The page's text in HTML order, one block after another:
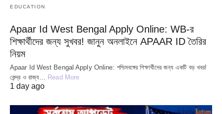
EDUCATION
Apaar Id West Bengal Apply Online: WB-র
শিক্ষার্থীদের জন্য সুখবর! জানুন অনলাইনে APAAR ID তৈরির
নিয়ম
Apaar Id West Bengal Apply Online: পশ্চিমবঙ্গের শিক্ষার্থীদের জন্য একটি বড় খবর!
কেন্দ্র ও রাজ্য…
Read More
1 day ago